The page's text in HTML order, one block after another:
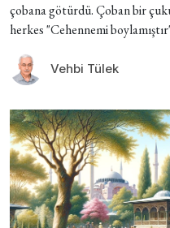
çobana götürdü. Çoban bir
herkes "Cehennemi
Vehbi Tülek